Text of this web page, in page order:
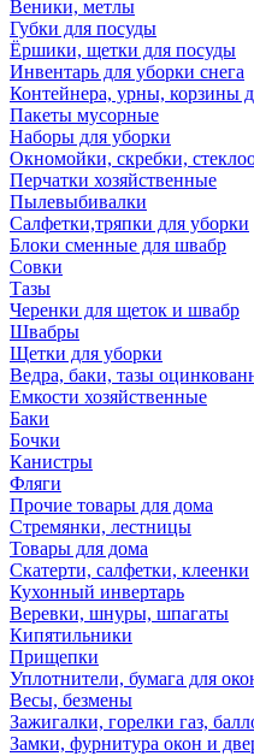
Веники, метлы
Губки для посуды
Ёршики, щетки для посуды
Инвентарь для уборки снега
Контейнера, урны, корзины
Пакеты мусорные
Наборы для уборки
Окномойки, скребки,
Перчатки хозяйственные
Пылевыбивалки
Салфетки,тряпки для уборки
Блоки сменные для швабр
Совки
Тазы
Черенки для щеток и швабр
Швабры
Щетки для уборки
Ведра, баки, тазы
Емкости хозяйственные
Баки
Бочки
Канистры
Фляги
Прочие товары для дома
Стремянки, лестницы
Товары для дома
Скатерти, салфетки, клеенки
Кухонный инвертарь
Веревки, шнуры, шпагаты
Кипятильники
Прищепки
Уплотнители, бумага для
Весы, безмены
Зажигалки, горелки газ,
Замки, фурнитура окон и